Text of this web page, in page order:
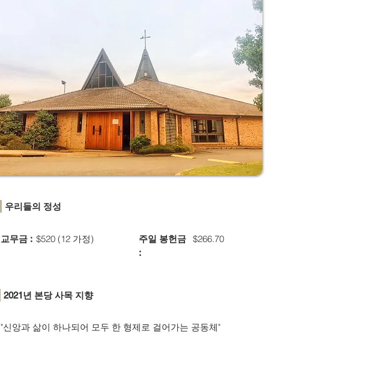
우리들의 정성
교무금 : $520 (12 가정)
주일 봉헌금
:
$266.70
2021년 본당 사목 지향
"신앙과 삶이 하나되어 모두 한 형제로 걸어가는 공동체"